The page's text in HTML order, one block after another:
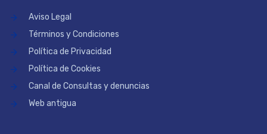
Aviso Legal
Términos y Condiciones
Política de Privacidad
Política de Cookies
Canal de Consultas y denuncias
Web antigua